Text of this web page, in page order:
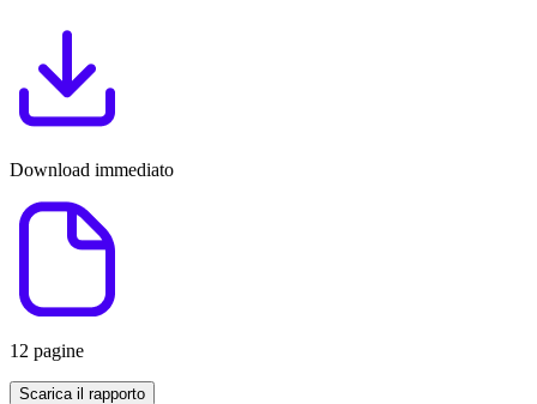
Download immediato
12 pagine
Scarica il rapporto